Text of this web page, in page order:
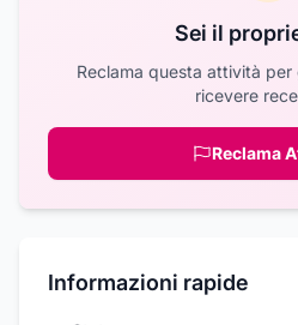
Sei il
Reclama questa attività
ricevere
Reclama
Informazioni rapide